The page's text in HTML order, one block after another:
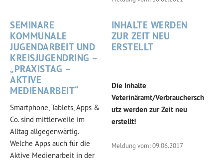
SEMINARE
KOMMUNALE
JUGENDARBEIT UND
KREISJUGENDRING –
„PRAXISTAG –
AKTIVE
MEDIENARBEIT“
Smartphone, Tablets, Apps &
Co. sind mittlerweile im
Alltag allgegenwärtig.
Welche Apps auch für die
Aktive Medienarbeit in der
INHALTE WERDEN
ZUR ZEIT NEU
ERSTELLT
Die Inhalte
Veterinäramt/Verbrauchersch
utz werden zur Zeit neu
erstellt!
Meldung vom: 09.06.2017